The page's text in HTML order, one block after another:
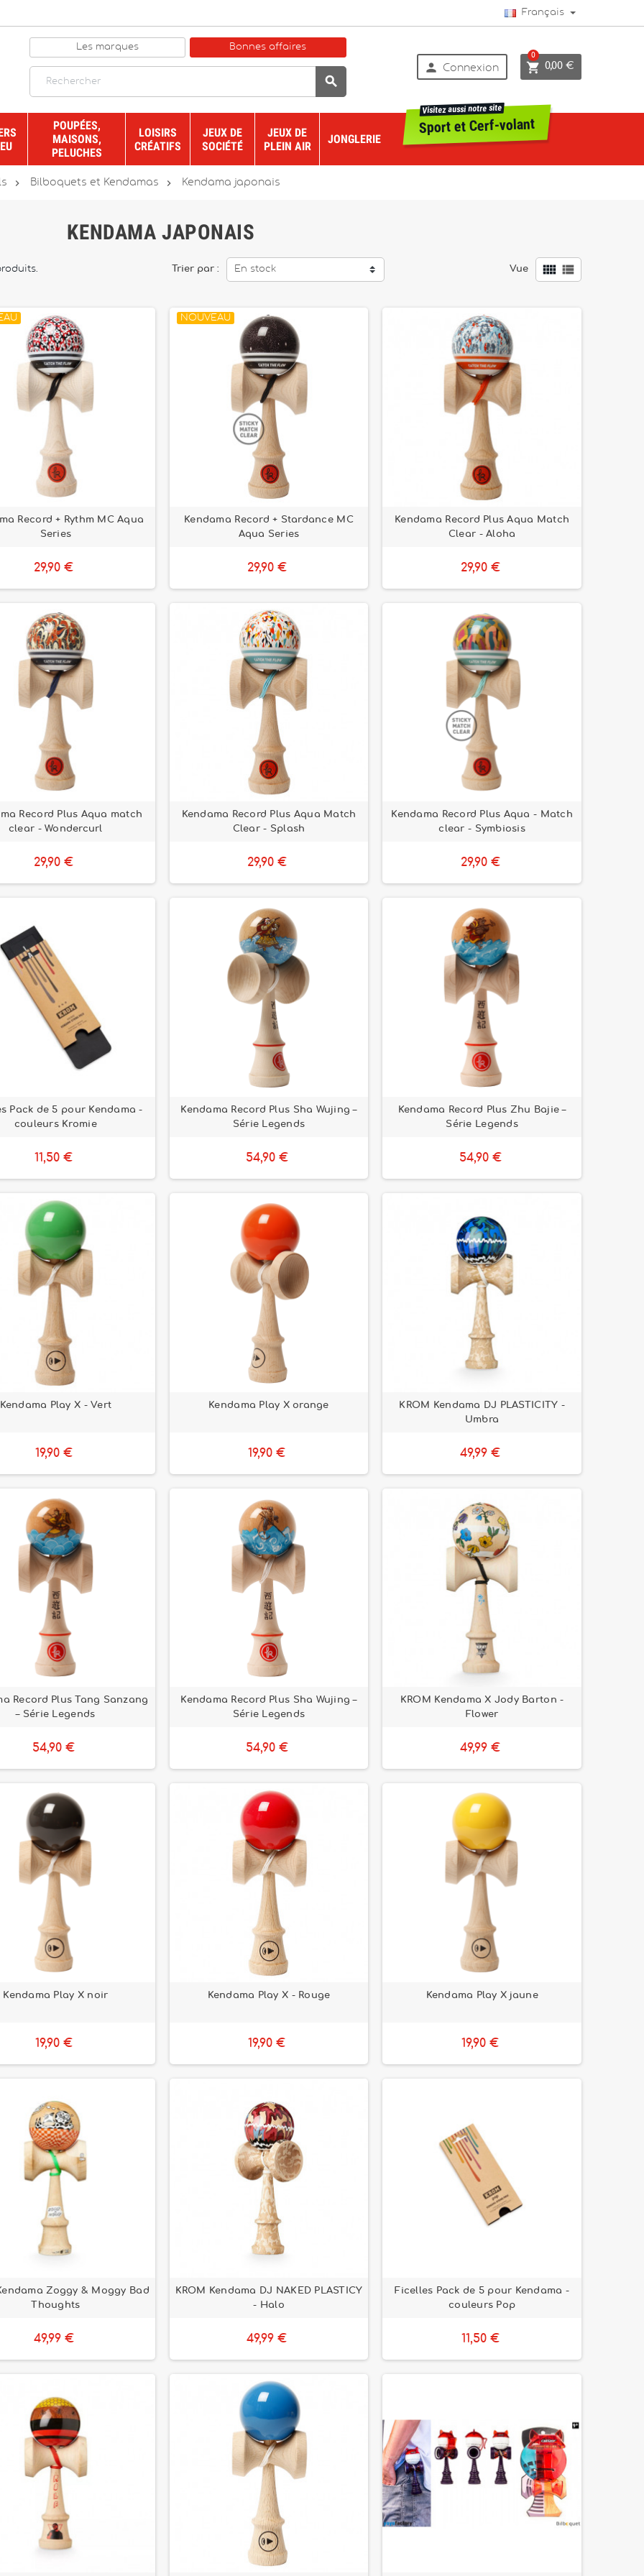
Français
Les marques Bonnes affaires

 Connexion  0,00 €
0
POUPÉES,
MAISONS,
PELUCHES
LOISIRS
CRÉATIFS
JEUX DE
SOCIÉTÉ
JEUX DE
PLEIN AIR
JONGLERIE
Sport et Cerf-volant
Visitez aussi notre site
 Bilboquets et Kendamas  Kendama japonais
KENDAMA JAPONAIS
Trier par : En stock Vue  
Record + Rythm MC Aqua
Series
29,90 €
NOUVEAU
Kendama Record + Stardance MC
Aqua Series
29,90 €
Kendama Record Plus Aqua Match
Clear - Aloha
29,90 €
Record Plus Aqua match
clear - Wondercurl
29,90 €
Kendama Record Plus Aqua Match
Clear - Splash
29,90 €
Kendama Record Plus Aqua - Match
clear - Symbiosis
29,90 €
Pack de 5 pour Kendama -
couleurs Kromie
11,50 €
Kendama Record Plus Sha Wujing –
Série Legends
54,90 €
Kendama Record Plus Zhu Bajie –
Série Legends
54,90 €
Kendama Play X - Vert
19,90 €
Kendama Play X orange
19,90 €
KROM Kendama DJ PLASTICITY -
Umbra
49,99 €
Record Plus Tang Sanzang
– Série Legends
54,90 €
Kendama Record Plus Sha Wujing –
Série Legends
54,90 €
KROM Kendama X Jody Barton -
Flower
49,99 €
Kendama Play X noir
19,90 €
Kendama Play X - Rouge
19,90 €
Kendama Play X jaune
19,90 €
Zoggy & Moggy Bad
Thoughts
49,99 €
KROM Kendama DJ NAKED PLASTICY
- Halo
49,99 €
Ficelles Pack de 5 pour Kendama -
couleurs Pop
11,50 €